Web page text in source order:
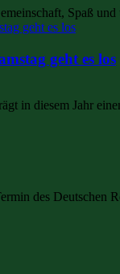
Spaß
geht es los
in diesem Jahr
des Deutschen